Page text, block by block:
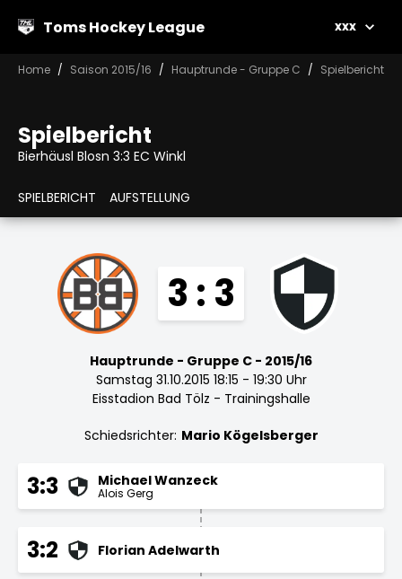
Toms Hockey League xxx
Home Saison 2015/16 Hauptrunde - Gruppe C Spielbericht
Spielbericht
Bierhäusl Blosn 3:3 EC Winkl
SPIELBERICHT AUFSTELLUNG
3 : 3
Hauptrunde - Gruppe C - 2015/16
Samstag 31.10.2015 18:15 - 19:30 Uhr
Eisstadion Bad Tölz - Trainingshalle
Schiedsrichter: Mario Kögelsberger
3:3 Michael Wanzeck
Alois Gerg
3:2 Florian Adelwarth